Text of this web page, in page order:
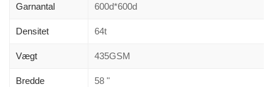
Garnantal 600d*600d
Densitet 64t
Vægt 435GSM
Bredde 58 "